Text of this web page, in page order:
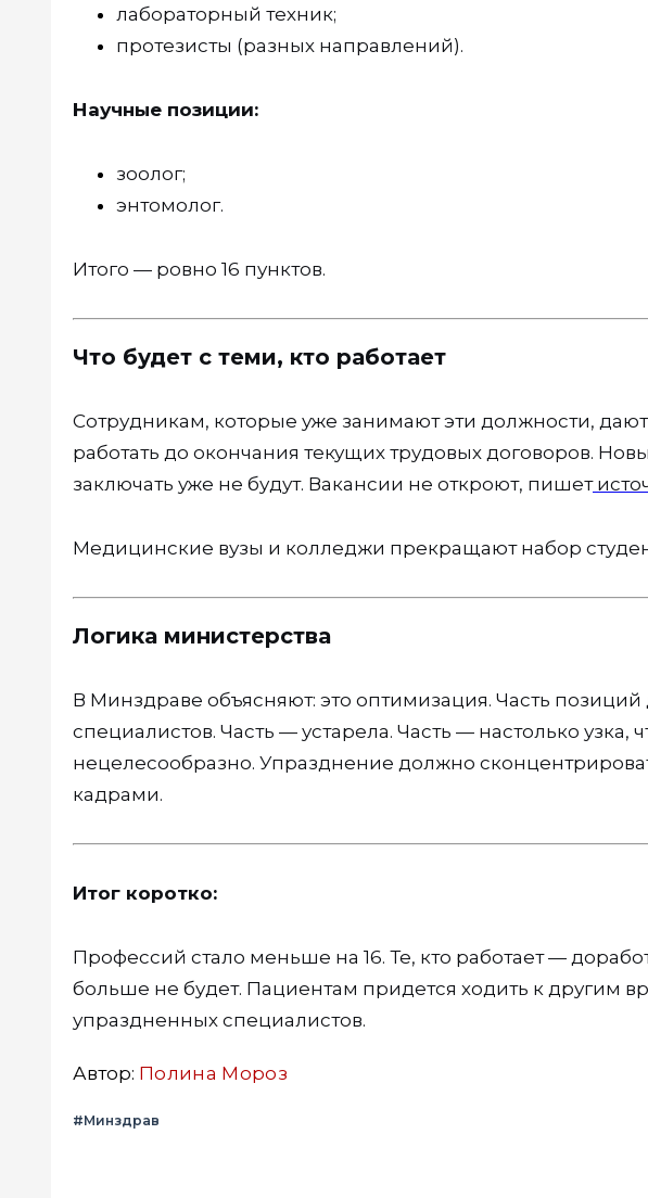
лабораторный техник;
протезисты (разных направлений).
Научные позиции:
зоолог;
энтомолог.
Итого — ровно 16 пунктов.
Что будет с теми, кто работает
Сотрудникам, которые уже занимают эти должности,
работать до окончания текущих трудовых договоров.
заключать уже не будут. Вакансии не откроют, пишет
Медицинские вузы и колледжи прекращают набор
Логика министерства
В Минздраве объясняют: это оптимизация. Часть
специалистов. Часть — устарела. Часть — настолько узка,
нецелесообразно. Упразднение должно
кадрами.
Итог коротко:
Профессий стало меньше на 16. Те, кто работает —
больше не будет. Пациентам придется ходить к другим
упраздненных специалистов.
Автор: Полина Мороз
#Минздрав